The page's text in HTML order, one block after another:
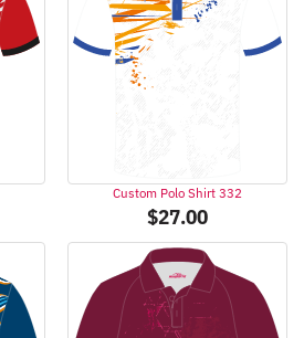
Custom Polo Shirt 332
$27.00